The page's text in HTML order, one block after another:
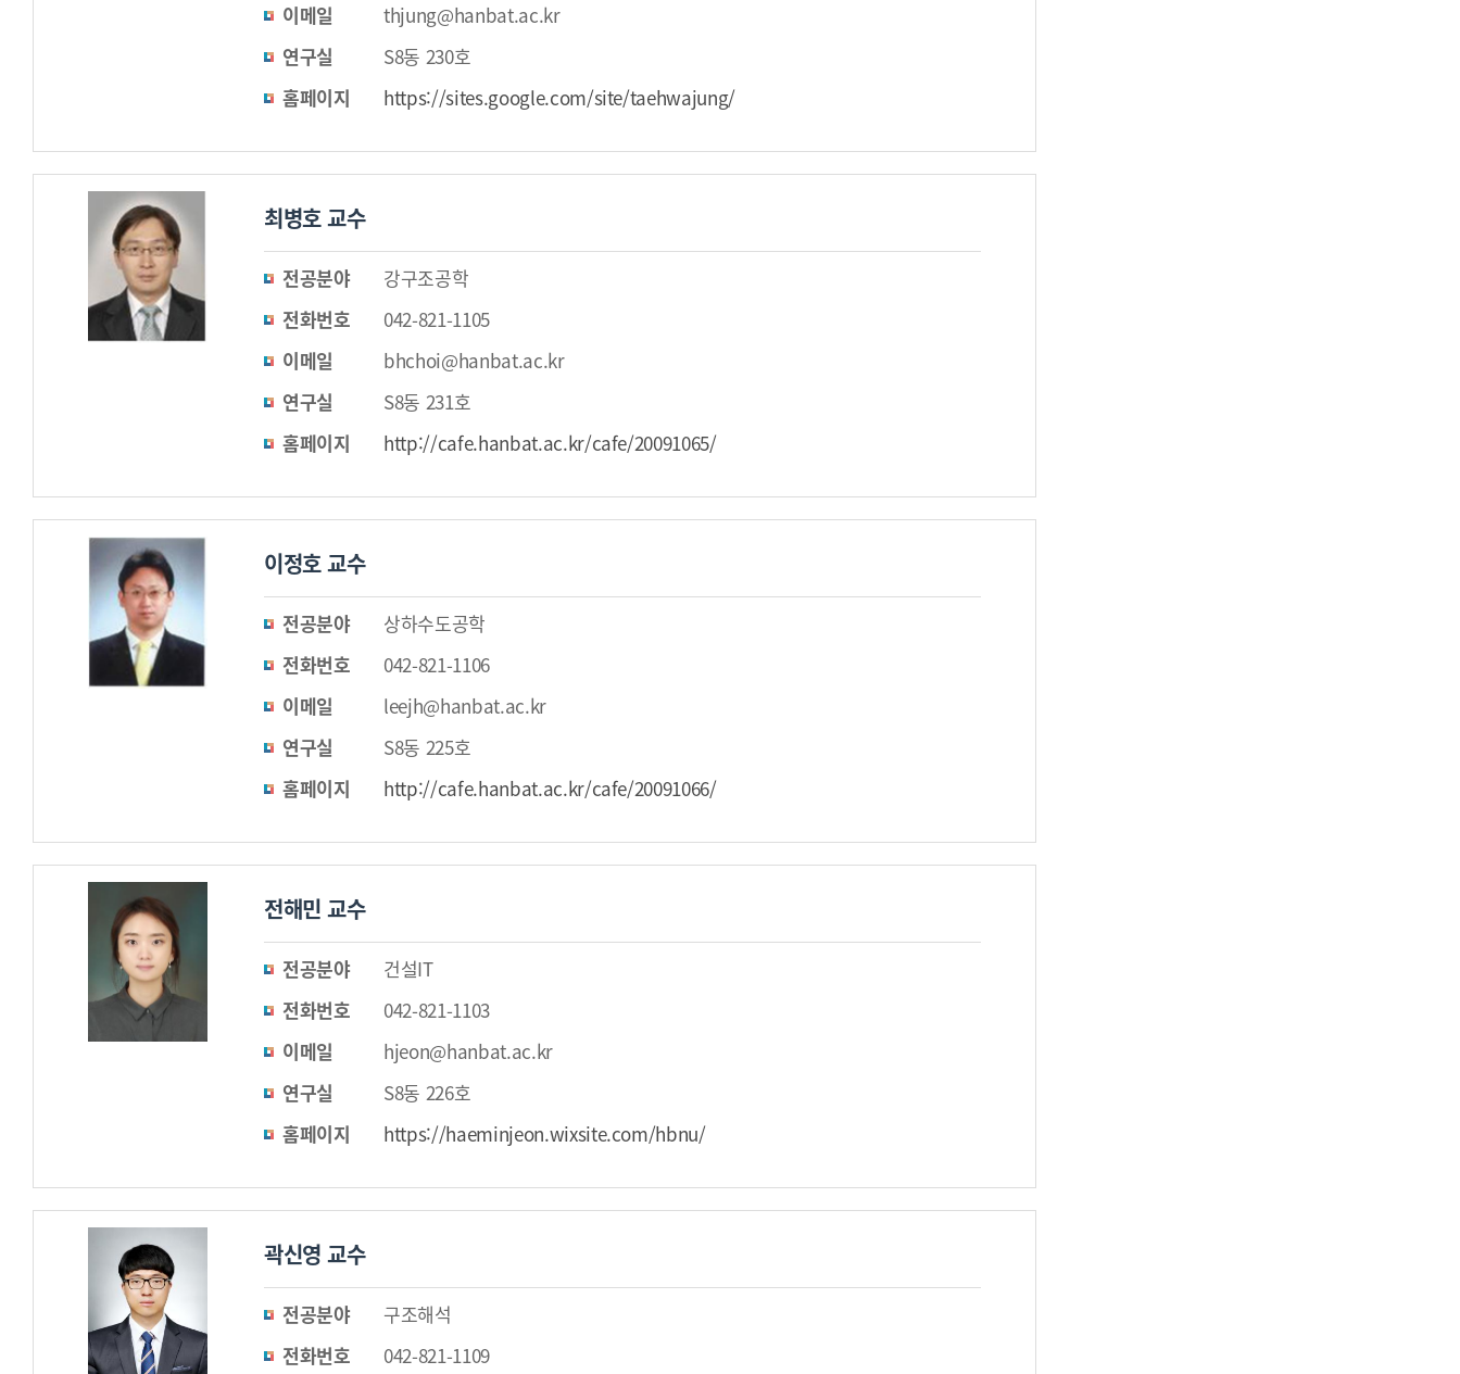
이메일
thjung@hanbat.ac.kr
연구실
S8동 230호
홈페이지
https://sites.google.com/site/taehwajung/
최병호 교수
전공분야
강구조공학
전화번호
042-821-1105
이메일
bhchoi@hanbat.ac.kr
연구실
S8동 231호
홈페이지
http://cafe.hanbat.ac.kr/cafe/20091065/
이정호 교수
전공분야
상하수도공학
전화번호
042-821-1106
이메일
leejh@hanbat.ac.kr
연구실
S8동 225호
홈페이지
http://cafe.hanbat.ac.kr/cafe/20091066/
전해민 교수
전공분야
건설IT
전화번호
042-821-1103
이메일
hjeon@hanbat.ac.kr
연구실
S8동 226호
홈페이지
https://haeminjeon.wixsite.com/hbnu/
곽신영 교수
전공분야
구조해석
전화번호
042-821-1109